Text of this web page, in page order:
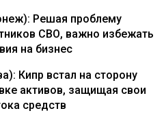
Решая проблему
СВО, важно избежать
на бизнес
Кипр встал на сторону
активов, защищая свои
средств